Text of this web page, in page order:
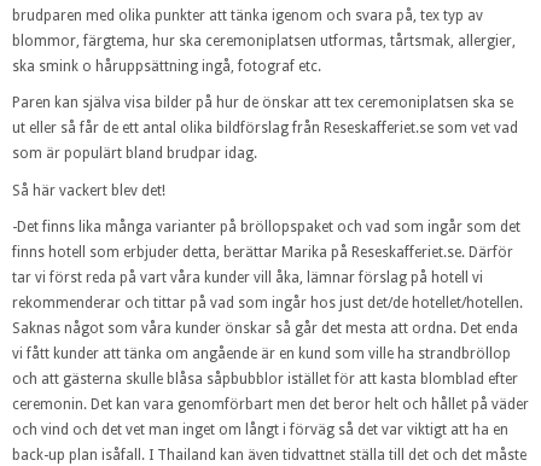
brudparen med olika punkter att tänka igenom och svara på, tex typ av
blommor, färgtema, hur ska ceremoniplatsen utformas, tårtsmak, allergier,
ska smink o håruppsättning ingå, fotograf etc.
Paren kan själva visa bilder på hur de önskar att tex ceremoniplatsen ska se
ut eller så får de ett antal olika bildförslag från Reseskafferiet.se som vet vad
som är populärt bland brudpar idag.
Så här vackert blev det!
-Det finns lika många varianter på bröllopspaket och vad som ingår som det
finns hotell som erbjuder detta, berättar Marika på Reseskafferiet.se. Därför
tar vi först reda på vart våra kunder vill åka, lämnar förslag på hotell vi
rekommenderar och tittar på vad som ingår hos just det/de hotellet/hotellen.
Saknas något som våra kunder önskar så går det mesta att ordna. Det enda
vi fått kunder att tänka om angående är en kund som ville ha strandbröllop
och att gästerna skulle blåsa såpbubblor istället för att kasta blomblad efter
ceremonin. Det kan vara genomförbart men det beror helt och hållet på väder
och vind och det vet man inget om långt i förväg så det var viktigt att ha en
back-up plan isåfall. I Thailand kan även tidvattnet ställa till det och det måste